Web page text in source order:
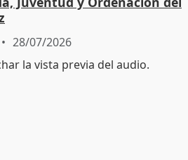
28/07/2026